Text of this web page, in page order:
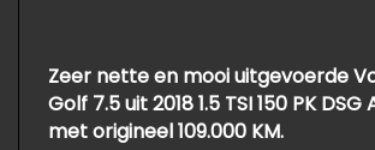
Volledig digitaal
Zij airbag(s) voor
Zeer nette en mooi uitgevoerde
Golf 7.5 uit 2018 1.5 TSI 150 PK
met origineel 109.000 KM.